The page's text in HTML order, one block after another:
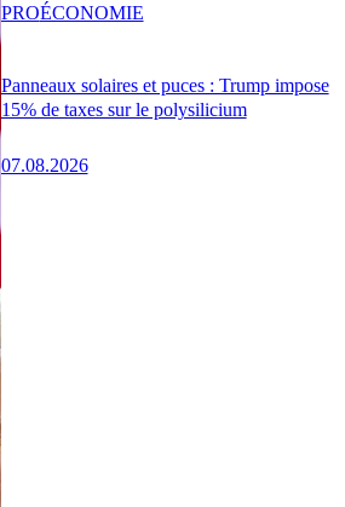
Panneaux solaires et puces : Trump impose
15% de taxes sur le polysilicium
07.08.2026
PROÉCONOMIE